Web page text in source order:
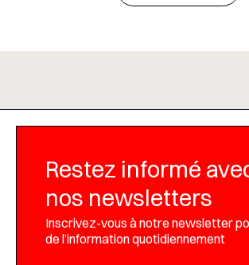
Restez informé
nos newsletters
Inscrivez-vous à notre newsletter
de l’information quotidiennement